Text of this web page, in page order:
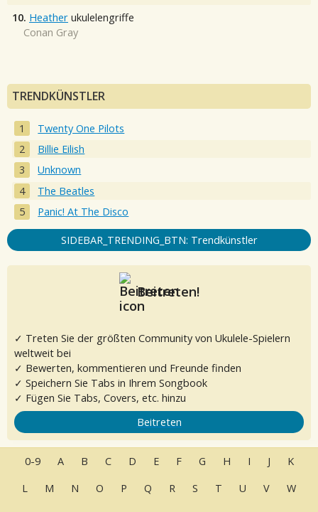
10. Heather ukulelengriffe
Conan Gray
TRENDKÜNSTLER
Twenty One Pilots
Billie Eilish
Unknown
The Beatles
Panic! At The Disco
SIDEBAR_TRENDING_BTN: Trendkünstler
Beitreten!
✓ Treten Sie der größten Community von Ukulele-Spielern
weltweit bei
✓ Bewerten, kommentieren und Freunde finden
✓ Speichern Sie Tabs in Ihrem Songbook
✓ Fügen Sie Tabs, Covers, etc. hinzu
Beitreten
0-9 A B C D E F G H I J
K
L
M N O P Q R S T U V
W